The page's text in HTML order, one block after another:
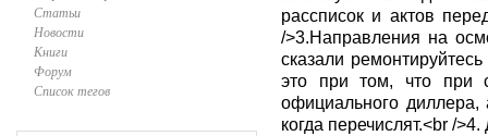
Статьи
Новости
Книги
Форум
Список тегов
рассписок и актов
/>3.Направления на
сказали
это при том, что при
официального
когда перечислят.<br /